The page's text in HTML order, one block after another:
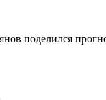
поделился